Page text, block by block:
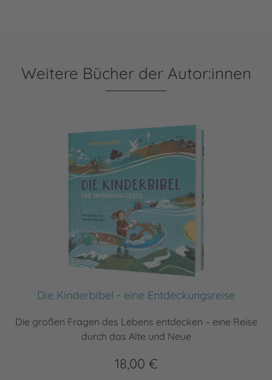
Weitere Bücher der Autor:innen
Die Kinderbibel - eine Entdeckungsreise
Die großen Fragen des Lebens entdecken – eine Reise
durch das Alte und Neue
18,00 €